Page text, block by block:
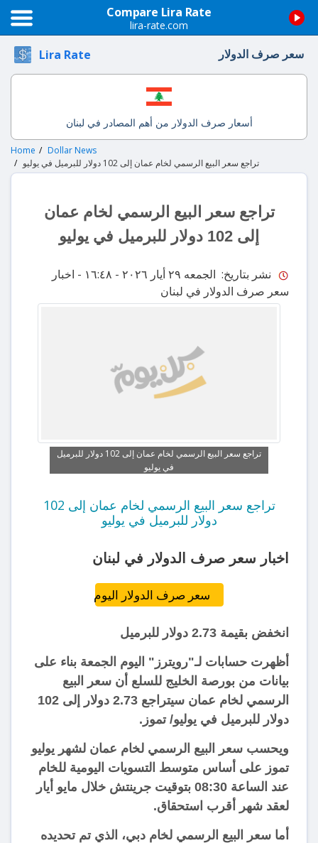
Compare Lira Rate
lira-rate.com
Lira Rate سعر صرف الدولار
أسعار صرف الدولار من أهم المصادر في لبنان
Home
Dollar News
تراجع سعر البيع الرسمي لخام عمان إلى 102 دولار للبرميل في يوليو
تراجع سعر البيع الرسمي لخام عمان
إلى 102 دولار للبرميل في يوليو
نشر بتاريخ: الجمعه ٢٩ أيار ٢٠٢٦ - ١٦:٤٨
- اخبار
سعر صرف الدولار في لبنان
تراجع سعر البيع الرسمي لخام عمان إلى 102 دولار للبرميل
في يوليو
تراجع سعر البيع الرسمي لخام عمان إلى 102
دولار للبرميل في يوليو
اخبار سعر صرف الدولار في لبنان
سعر صرف الدولار اليوم
انخفض بقيمة 2.73 دولار للبرميل
أظهرت حسابات لـ"رويترز" اليوم الجمعة بناء على
بيانات من بورصة الخليج للسلع أن سعر البيع
الرسمي لخام عمان سيتراجع 2.73 دولار إلى 102
دولار للبرميل في يوليو/ تموز.
ويحسب سعر البيع الرسمي لخام عمان لشهر يوليو
تموز على أساس متوسط التسويات اليومية للخام
عند الساعة 08:30 بتوقيت جرينتش خلال مايو أيار
لعقد شهر أقرب استحقاق.
أما سعر البيع الرسمي لخام دبي، الذي تم تحديده